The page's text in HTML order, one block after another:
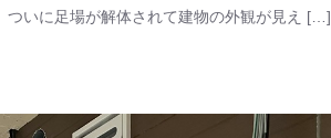
ついに足場が解体されて建物の外観が見え […]